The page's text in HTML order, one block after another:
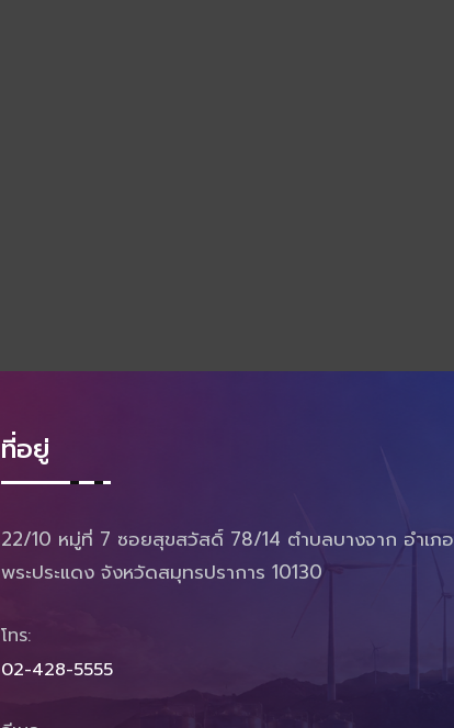
ที่อยู่
22/10 หมู่ที่ 7 ซอยสุขสวัสดิ์ 78/14 ตำบลบางจาก อำเภอ
พระประแดง จังหวัดสมุทรปราการ 10130
โทร:
02-428-5555